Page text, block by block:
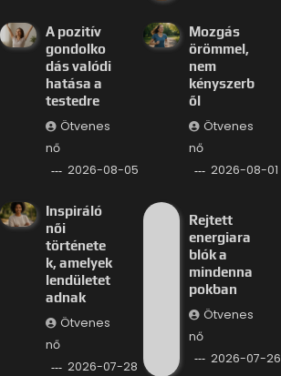
A pozitív
gondolko
dás valódi
hatása a
testedre
Ötvenes
nő
2026-08-05
Mozgás
örömmel,
nem
kényszerb
ől
Ötvenes
nő
2026-08-01
Inspiráló
női
története
k, amelyek
lendületet
adnak
Ötvenes
nő
2026-07-28
Rejtett
energiara
blók a
mindenna
pokban
Ötvenes
nő
2026-07-26